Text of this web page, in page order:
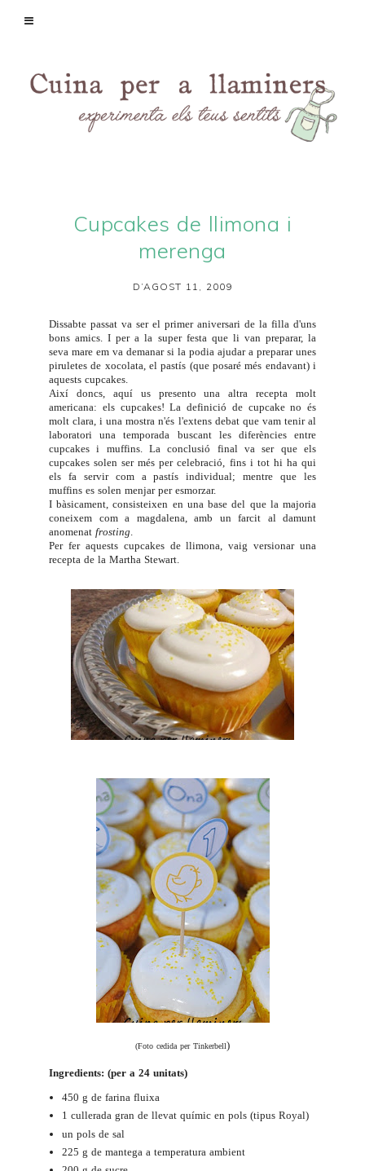
Cupcakes de llimona i
merenga
D’AGOST 11, 2009
Dissabte passat va ser el primer aniversari de la filla d'uns
bons amics. I per a la super festa que li van preparar, la
seva mare em va demanar si la podia ajudar a preparar unes
piruletes de xocolata , el pastís (que posaré més endavant) i
aquests cupcakes.
Així doncs, aquí us presento una altra recepta molt
americana: els cupcakes! La definició de cupcake no és
molt clara, i una mostra n'és l'extens debat que vam tenir al
laboratori una temporada buscant les diferències entre
cupcakes i muffins. La conclusió final va ser que els
cupcakes solen ser més per celebració, fins i tot hi ha qui
els fa servir com a pastís individual; mentre que les
muffins es solen menjar per esmorzar.
I bàsicament, consisteixen en una base del que la majoria
coneixem com a magdalena, amb un farcit al damunt
anomenat frosting
Per fer aquests cupcakes de llimona, vaig versionar una
recepta de la Martha Stewart
(Foto cedida per Tinkerbell)
Ingredients: (per a 24 unitats)
450 g de farina fluixa
1 cullerada gran de llevat químic en pols (tipus Royal)
un pols de sal
225 g de mantega a temperatura ambient